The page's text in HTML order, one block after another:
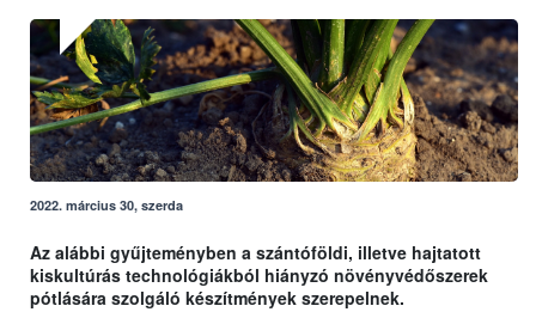
2022. március 30, szerda
Az alábbi gyűjteményben a szántóföldi, illetve hajtatott
kiskultúrás technológiákból hiányzó növényvédőszerek
pótlására szolgáló készítmények szerepelnek.